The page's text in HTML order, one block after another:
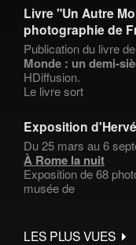
Livre "Un Autre
photographie de
Publication du livre de
Monde : un demi-
HDiffusion.
Le livre sort
Exposition
Du 25 mars au 6
À Rome la nuit
Exposition de 68
musée de
LES PLUS VUES